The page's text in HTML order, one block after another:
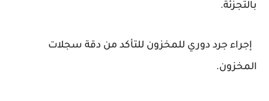
بالتجزئة.
إجراء جرد دوري للمخزون للتأكد من دقة سجلات
المخزون.